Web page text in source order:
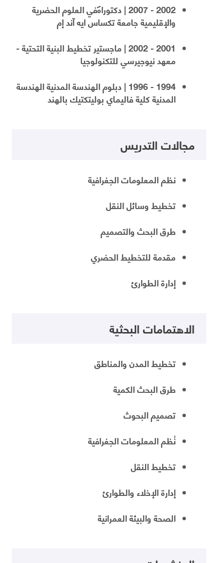
2002 - 2007 | دكتوراه في العلوم الحضرية
والإقليمية جامعة تكساس ايه آند إم
2001 - 2002 | ماجستير تخطيط البنية التحتية -
معهد نيوجيرسي للتكنولوجيا
1994 - 1996 | دبلوم الهندسة المدنية الهندسة
المدنية كلية فاليماي بوليتكتيك بالهند
مجالات التدريس
نظم المعلومات الجغرافية
تخطيط وسائل النقل
طرق البحث والتصميم
مقدمة للتخطيط الحضري
إدارة الطوارئ
الاهتمامات البحثية
تخطيط المدن والمناطق
طرق البحث الكمية
تصميم البحوث
نُظم المعلومات الجغرافية
تخطيط النقل
إدارة الإخلاء والطوارئ
الصحة والبيئة العمرانية